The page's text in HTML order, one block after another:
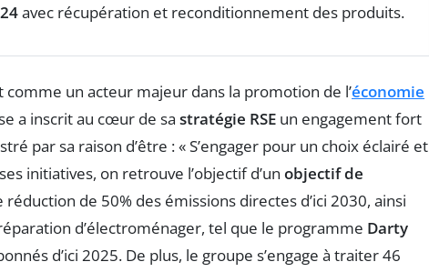
avec récupération et reconditionnement des produits.
un acteur majeur dans la promotion de l’économie
a inscrit au cœur de sa stratégie RSE un engagement fort
par sa raison d’être : « S’engager pour un choix éclairé et
initiatives, on retrouve l’objectif d’un objectif de
de 50% des émissions directes d’ici 2030, ainsi
d’électroménager, tel que le programme Darty
d’ici 2025. De plus, le groupe s’engage à traiter 46